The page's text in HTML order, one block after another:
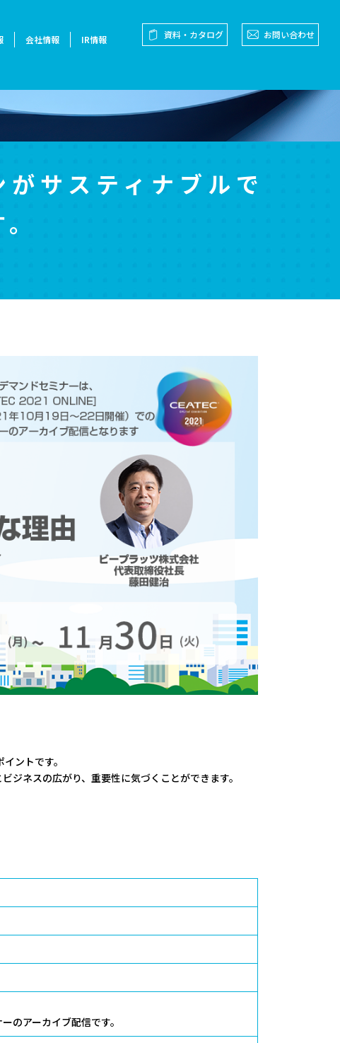
資料・カタログ お問い合わせ
会社情報 IR情報
サスティナブルで
ントです。
ジネスの広がり、重要性に気づくことができます。
のアーカイブ配信です。